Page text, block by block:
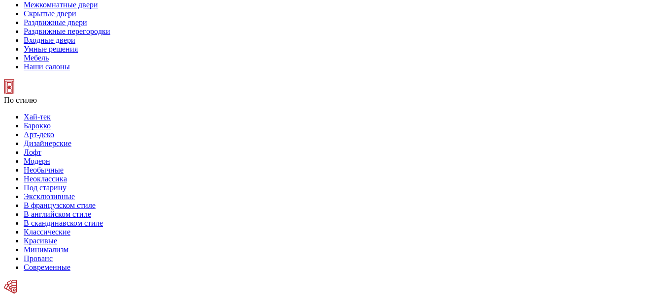
Межкомнатные двери
Скрытые двери
Раздвижные двери
Раздвижные перегородки
Входные двери
Умные решения
Мебель
Наши салоны
По стилю
Хай-тек
Барокко
Арт-деко
Дизайнерские
Лофт
Модерн
Необычные
Неоклассика
Под старину
Эксклюзивные
В французском стиле
В английском стиле
В скандинавском стиле
Классические
Красивые
Минимализм
Прованс
Современные